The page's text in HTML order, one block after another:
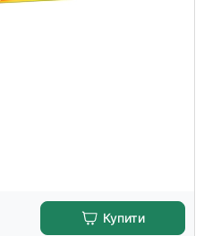
Купити